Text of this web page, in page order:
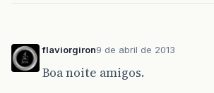
flaviorgiron9 de abril de 2013
Boa noite amigos.